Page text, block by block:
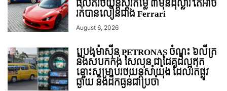
ផលិតរថយន្តស្ព័រតម្លៃ ៣ម៉ឺនដុល្លារ តែអាច
រត់បានលឿនជាង Ferrari
August 6, 2026
ប្រេងម៉ាស៊ីន PETRONAS ចំណុះ ៦លីត្រ
និងសំបកកង់ សៃលុន ជាដៃគូដ៏ល្អឥត
ខ្ចោះសម្រាប់រថយន្តសាំយ៉ុង ដែលរត់ផ្លូវ
ឆ្ងាយ និងដឹកធ្ងន់ជាប្រចាំ